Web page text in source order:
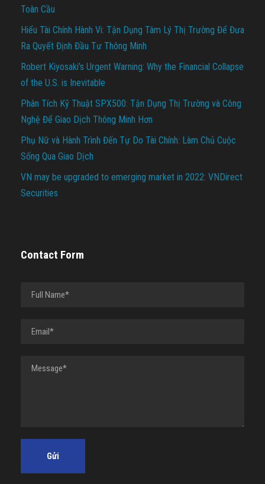
Toàn Cầu
Hiểu Tài Chính Hành Vi: Tận Dụng Tâm Lý Thị Trường Để Đưa
Ra Quyết Định Đầu Tư Thông Minh
Robert Kiyosaki’s Urgent Warning: Why the Financial Collapse
of the U.S. is Inevitable
Phân Tích Kỹ Thuật SPX500: Tận Dụng Thị Trường và Công
Nghệ Để Giao Dịch Thông Minh Hơn
Phụ Nữ và Hành Trình Đến Tự Do Tài Chính: Làm Chủ Cuộc
Sống Qua Giao Dịch
VN may be upgraded to emerging market in 2022: VNDirect
Securities
Contact Form